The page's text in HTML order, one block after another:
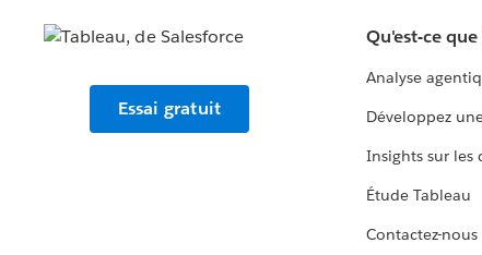
Essai gratuit
Qu'est-ce
Analyse
Développez
Insights sur
Étude Tableau
Contactez-nous